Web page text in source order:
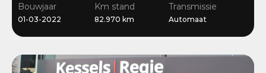
Bouwjaar
01-03-2022
Km stand
82.970 km
Transmissie
Automaat